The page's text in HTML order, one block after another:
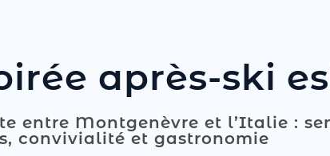
après-ski
entre Montgenèvre et l’Italie :
convivialité et gastronomie